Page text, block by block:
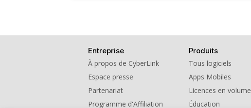
Entreprise
À propos de CyberLink
Espace presse
Partenariat
Programme d'Affiliation
Produits
Tous logiciels
Apps Mobiles
Licences en volume
Éducation